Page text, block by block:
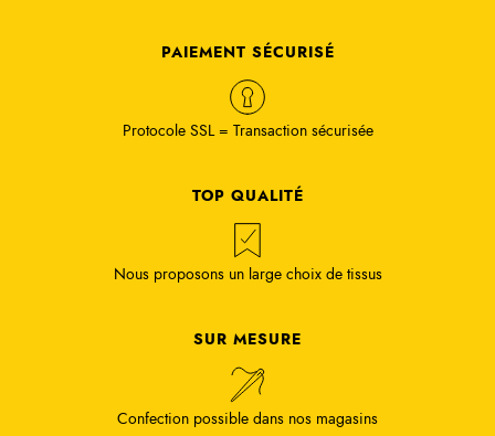
PAIEMENT SÉCURISÉ
Protocole SSL = Transaction sécurisée
TOP QUALITÉ
Nous proposons un large choix de tissus
SUR MESURE
Confection possible dans nos magasins